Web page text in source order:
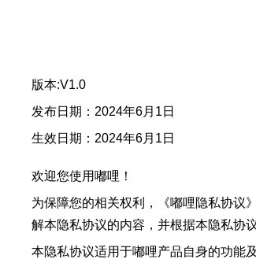
版本:V1.0
发布日期：2024年6月1日
生效日期：2024年6月1日
欢迎您使用嘟哩！
为保障您的相关权利，《嘟哩隐私协议
解本隐私协议的内容，并根据本隐私协
本隐私协议适用于嘟哩产品自身的功能